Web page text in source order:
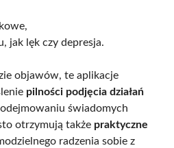
jak lęk czy depresja.
objawów, te aplikacje
pilności podjęcia działań
świadomych
otrzymują także praktyczne
radzenia sobie z